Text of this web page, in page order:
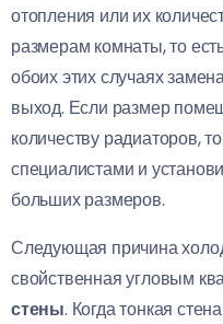
отопления или их
размерам комнаты, то
обоих этих случаях
выход. Если размер
количеству радиаторов,
специалистами и
больших размеров.
Следующая причина
свойственная угловым
стены. Когда тонкая